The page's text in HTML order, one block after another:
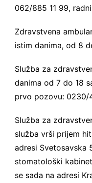
062/885 11 99,
Zdravstvena
istim danima, od 8
Služba za
danima od 7 do 18
prvo pozovu: 0230/
Služba za
služba vrši prijem
adresi Svetosavska
stomatološki
se sada na adresi